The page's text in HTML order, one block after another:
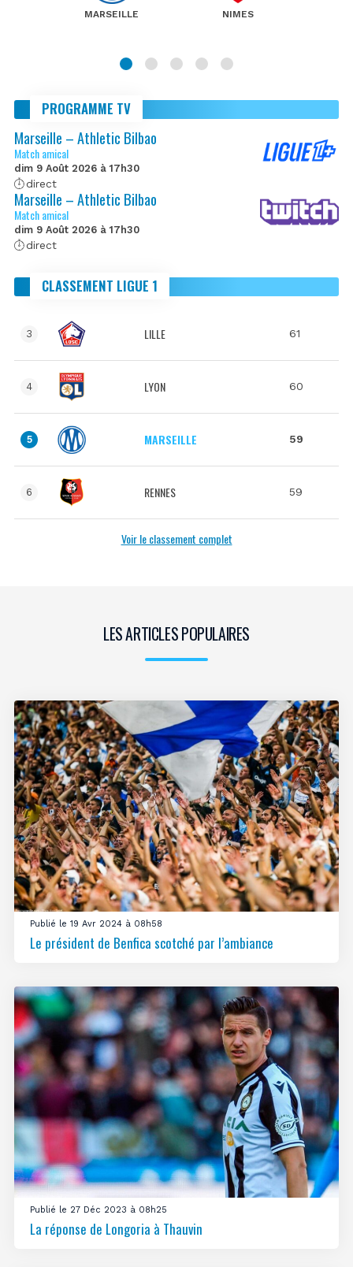
MARSEILLE NIMES
PROGRAMME TV
Marseille – Athletic Bilbao
Match amical
dim 9 Août 2026 à 17h30
direct
Marseille – Athletic Bilbao
Match amical
dim 9 Août 2026 à 17h30
direct
CLASSEMENT LIGUE 1
3 LILLE 61
4 LYON 60
5 MARSEILLE 59
6 RENNES 59
Voir le classement complet
LES ARTICLES POPULAIRES
Publié le 19 Avr 2024 à 08h58
Le président de Benfica scotché par l’ambiance
Publié le 27 Déc 2023 à 08h25
La réponse de Longoria à Thauvin